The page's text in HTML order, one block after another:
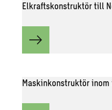
Elkraftskonstruktör till
Maskinkonstruktör